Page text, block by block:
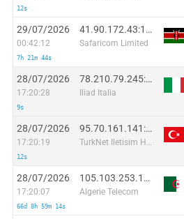
12s
29/07/2026
00:42:12
7h 21m 44s
41.90.172.43:1484
Safaricom Limited
28/07/2026
17:20:28
9s
78.210.79.245:24950
Iliad Italia
28/07/2026
17:20:19
12s
95.70.161.141:6514
TurkNet Iletisim Hizmetleri
28/07/2026
17:20:07
66d 8h 59m 14s
105.103.253.194:57470
Algerie Telecom